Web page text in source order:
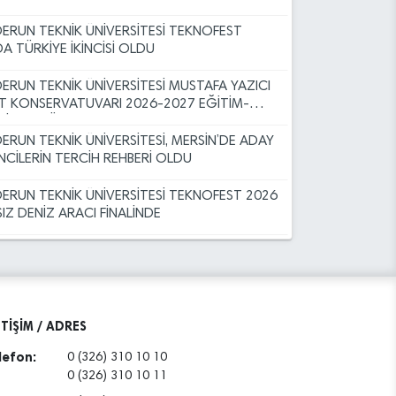
Alımı
(16.07.2026)
(16.07.2026)
(16.07.2026)
TEKNİK ÜNİVERSİTESİ TEKNOFEST
TÜRKİYE İKİNCİSİ OLDU
TEKNİK ÜNİVERSİTESİ MUSTAFA YAZICI
KONSERVATUVARI 2026-2027 EĞİTİM-
TEKNİK ÜNİVERSİTESİ, MERSİN’DE ADAY
TERCİH REHBERİ OLDU
TEKNİK ÜNİVERSİTESİ TEKNOFEST 2026
DENİZ ARACI FİNALİNDE
TEKNİK ÜNİVERSİTESİ TEKNOFEST
ZİRVESİNDE
/ ADRES
0 (326) 310 10 10
0 (326) 310 10 11